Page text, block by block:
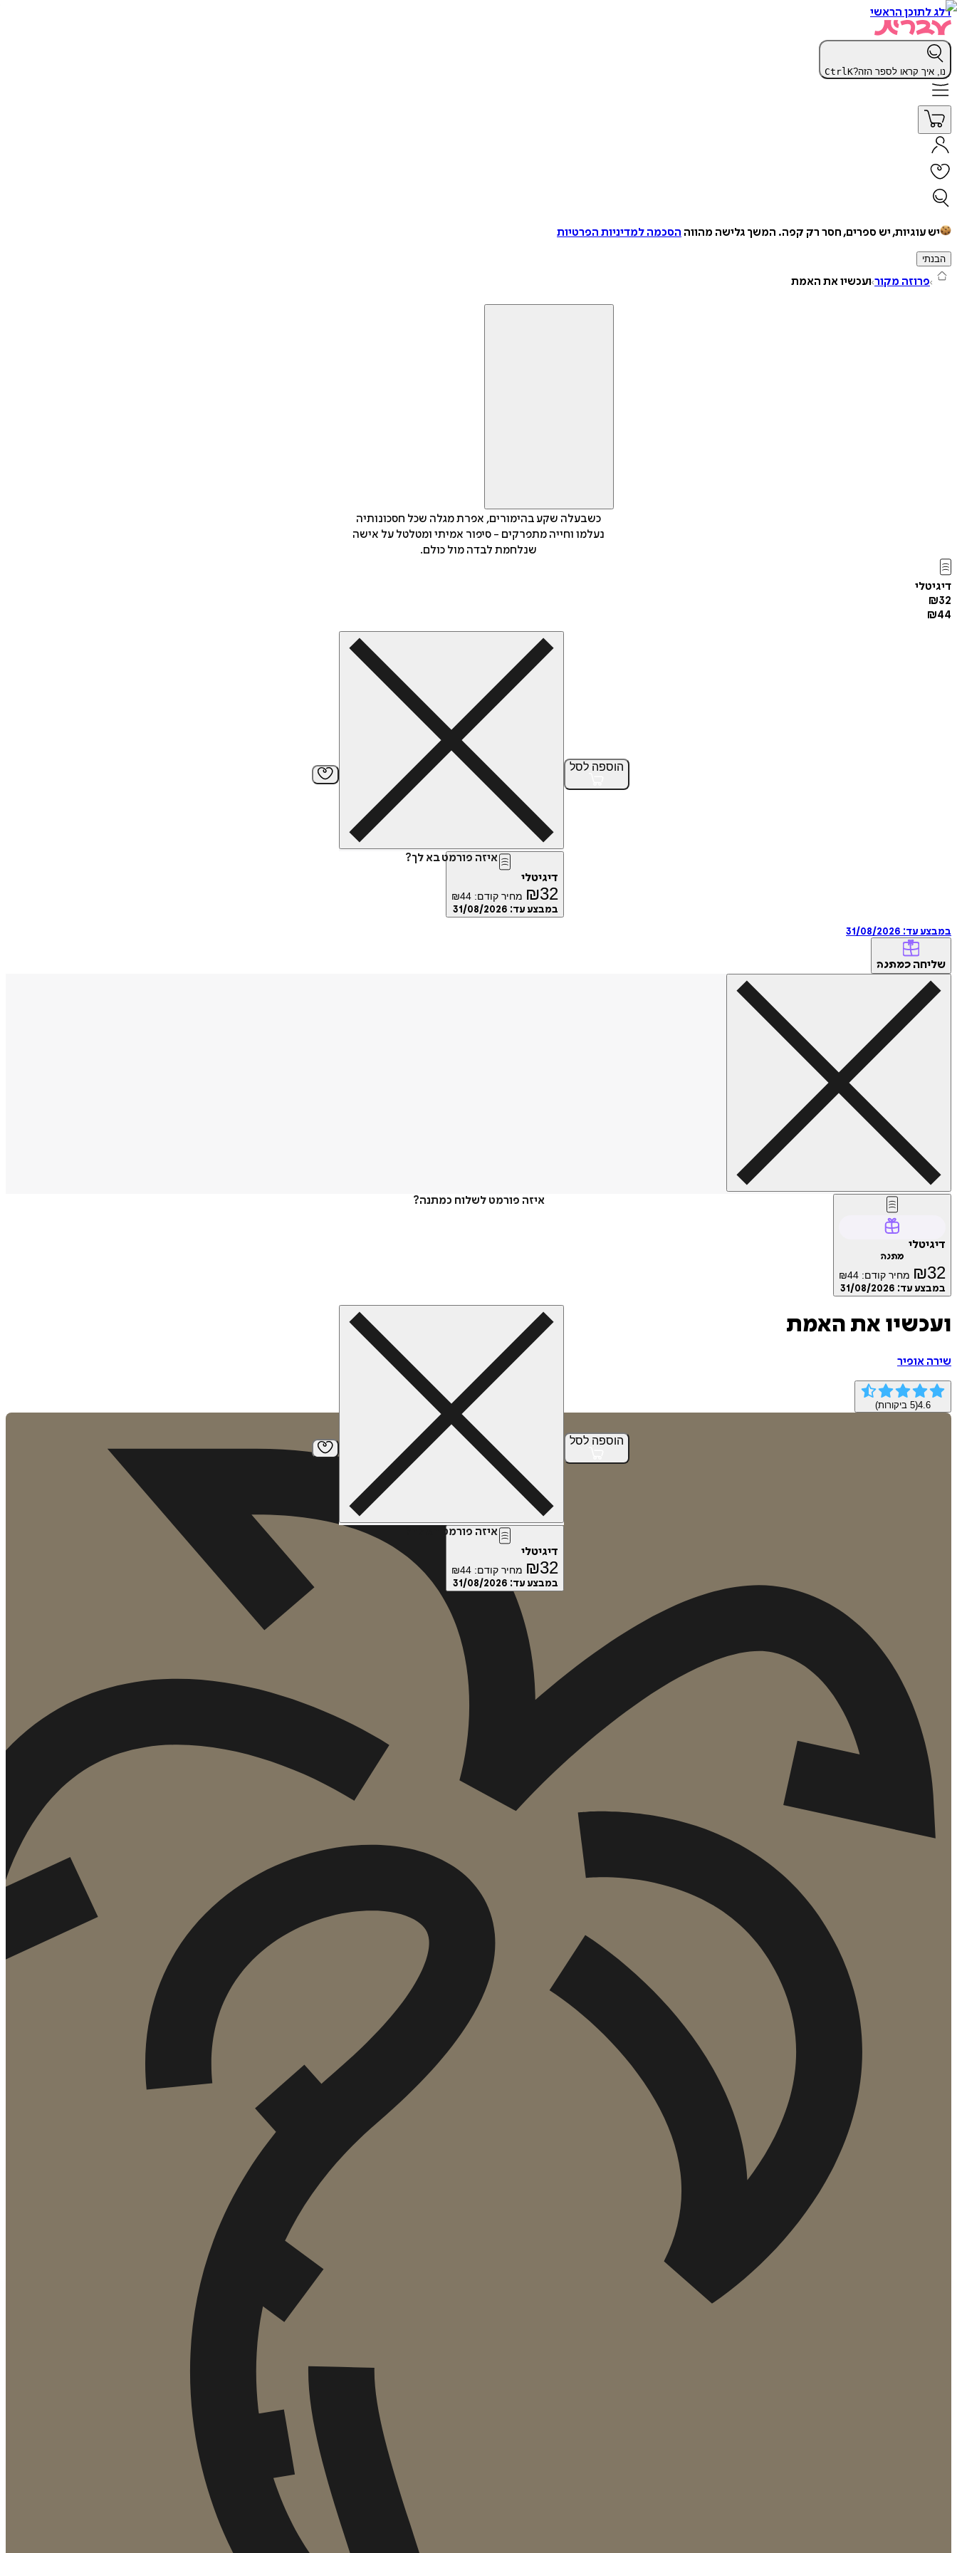
דלג לתוכן הראשי
נו, איך קראו לספר הזה? CtrlK
יש עוגיות, יש ספרים, חסר רק קפה. המשך גלישה מהווה הסכמה למדיניות הפרטיות
הבנתי
פרוזה מקור ועכשיו את האמת
כשבעלה שקע בהימורים, אפרת מגלה שכל חסכונותיה
נעלמו וחייה מתפרקים - סיפור אמיתי ומטלטל על אישה
שנלחמת לבדה מול כולם.
דיגיטלי
₪32
₪44
הוספה לסל
איזה פורמט בא לך?
דיגיטלי
₪32 מחיר קודם: ₪44
במבצע עד: 31/08/2026
במבצע עד: 31/08/2026
שליחה כמתנה
איזה פורמט לשלוח כמתנה?
דיגיטלי
מתנה
₪32 מחיר קודם: ₪44
במבצע עד: 31/08/2026
הוספה לסל
איזה פורמט בא לך?
דיגיטלי
₪32 מחיר קודם: ₪44
במבצע עד: 31/08/2026
ועכשיו את האמת
שירה אופיר
4.6
(
5 ביקורות)